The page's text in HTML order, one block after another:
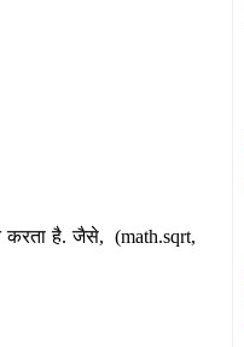
करता है. जैसे, (math.sqrt,